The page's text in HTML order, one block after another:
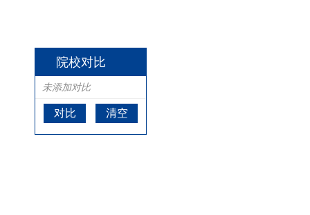
院校对比
未添加对比
对比 清空